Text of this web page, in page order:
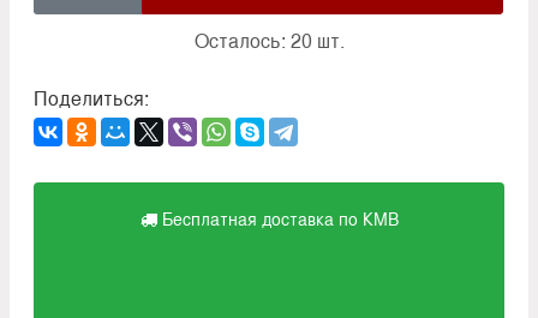
Осталось: 20 шт.
Поделиться:
Бесплатная доставка по КМВ